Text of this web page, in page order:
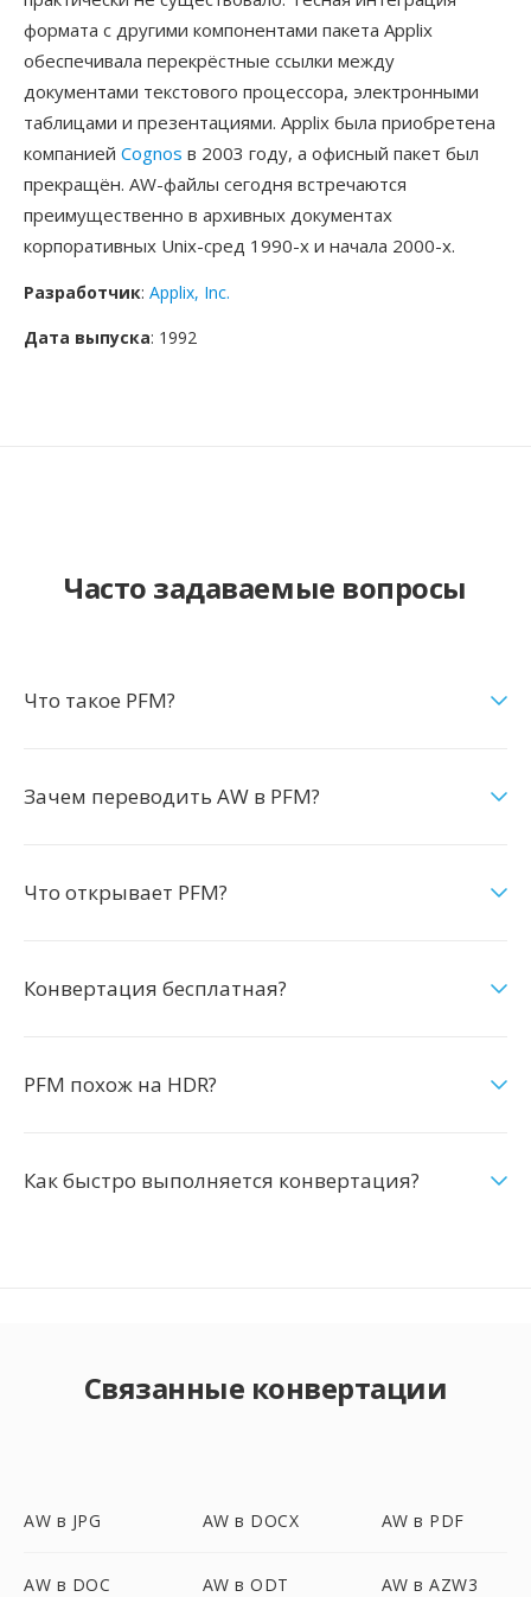
формата с другими компонентами пакета Applix
обеспечивала перекрёстные ссылки между
документами текстового процессора, электронными
таблицами и презентациями. Applix была приобретена
компанией Cognos в 2003 году, а офисный пакет был
прекращён. AW-файлы сегодня встречаются
преимущественно в архивных документах
корпоративных Unix-сред 1990-х и начала 2000-х.
Разработчик: Applix, Inc.
Дата выпуска: 1992
Часто задаваемые вопросы
Что такое PFM?
Зачем переводить AW в PFM?
Что открывает PFM?
Конвертация бесплатная?
PFM похож на HDR?
Как быстро выполняется конвертация?
Связанные конвертации
AW в JPG AW в DOCX AW в PDF
AW в DOC AW в ODT AW в AZW3